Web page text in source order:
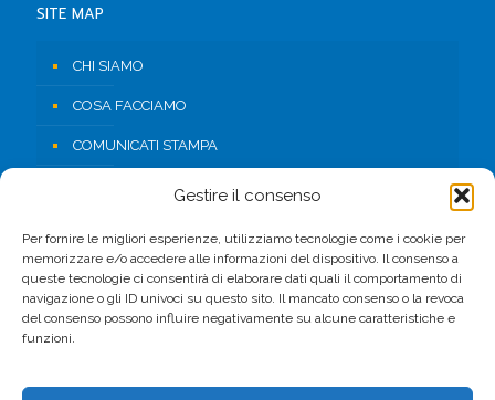
Gestire il consenso
Per fornire le migliori esperienze, utilizziamo tecnologie come i cookie per
memorizzare e/o accedere alle informazioni del dispositivo. Il consenso a
queste tecnologie ci consentirà di elaborare dati quali il comportamento di
navigazione o gli ID univoci su questo sito. Il mancato consenso o la revoca
del consenso possono influire negativamente su alcune caratteristiche e
funzioni.
SITE MAP
CHI SIAMO
COSA FACCIAMO
COMUNICATI STAMPA
AREA RISERVATA
FACEBOOK